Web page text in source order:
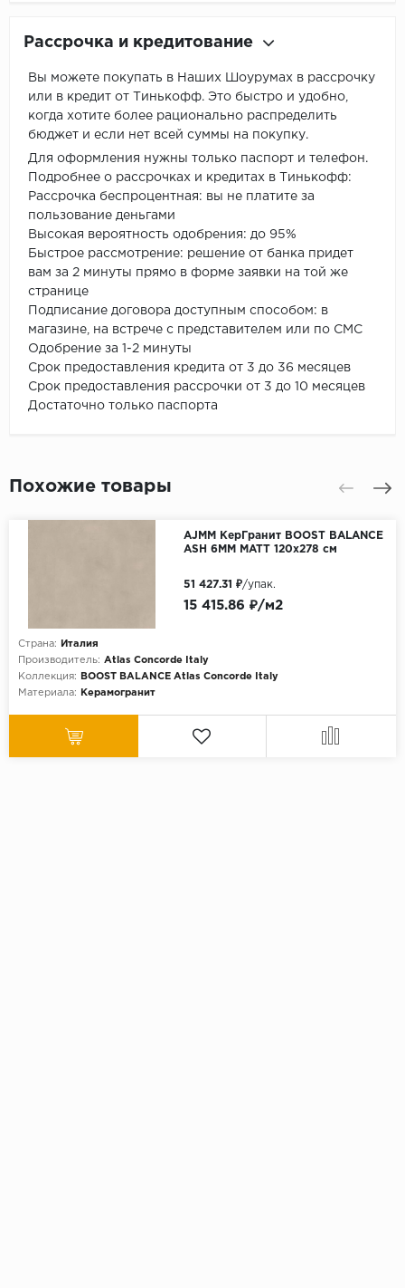
Рассрочка и кредитование
Вы можете покупать в Наших Шоурумах в рассрочку
или в кредит от Тинькофф. Это быстро и удобно,
когда хотите более рационально распределить
бюджет и если нет всей суммы на покупку.
Для оформления нужны только паспорт и телефон.
Подробнее о рассрочках и кредитах в Тинькофф:
Рассрочка беспроцентная: вы не платите за
пользование деньгами
Высокая вероятность одобрения: до 95%
Быстрое рассмотрение: решение от банка придет
вам за 2 минуты прямо в форме заявки на той же
странице
Подписание договора доступным способом: в
магазине, на встрече с представителем или по СМС
Одобрение за 1-2 минуты
Срок предоставления кредита от 3 до 36 месяцев
Срок предоставления рассрочки от 3 до 10 месяцев
Достаточно только паспорта
Похожие товары
AJMM КерГранит BOOST BALANCE
ASH 6MM MATT 120x278 см
Страна:
Италия
Производитель: Atlas Concorde Italy
Коллекция:
BOOST BALANCE Atlas Concorde Italy
Материала:
Керамогранит
15 415.86 ₽/м2
51 427.31 ₽/упак.